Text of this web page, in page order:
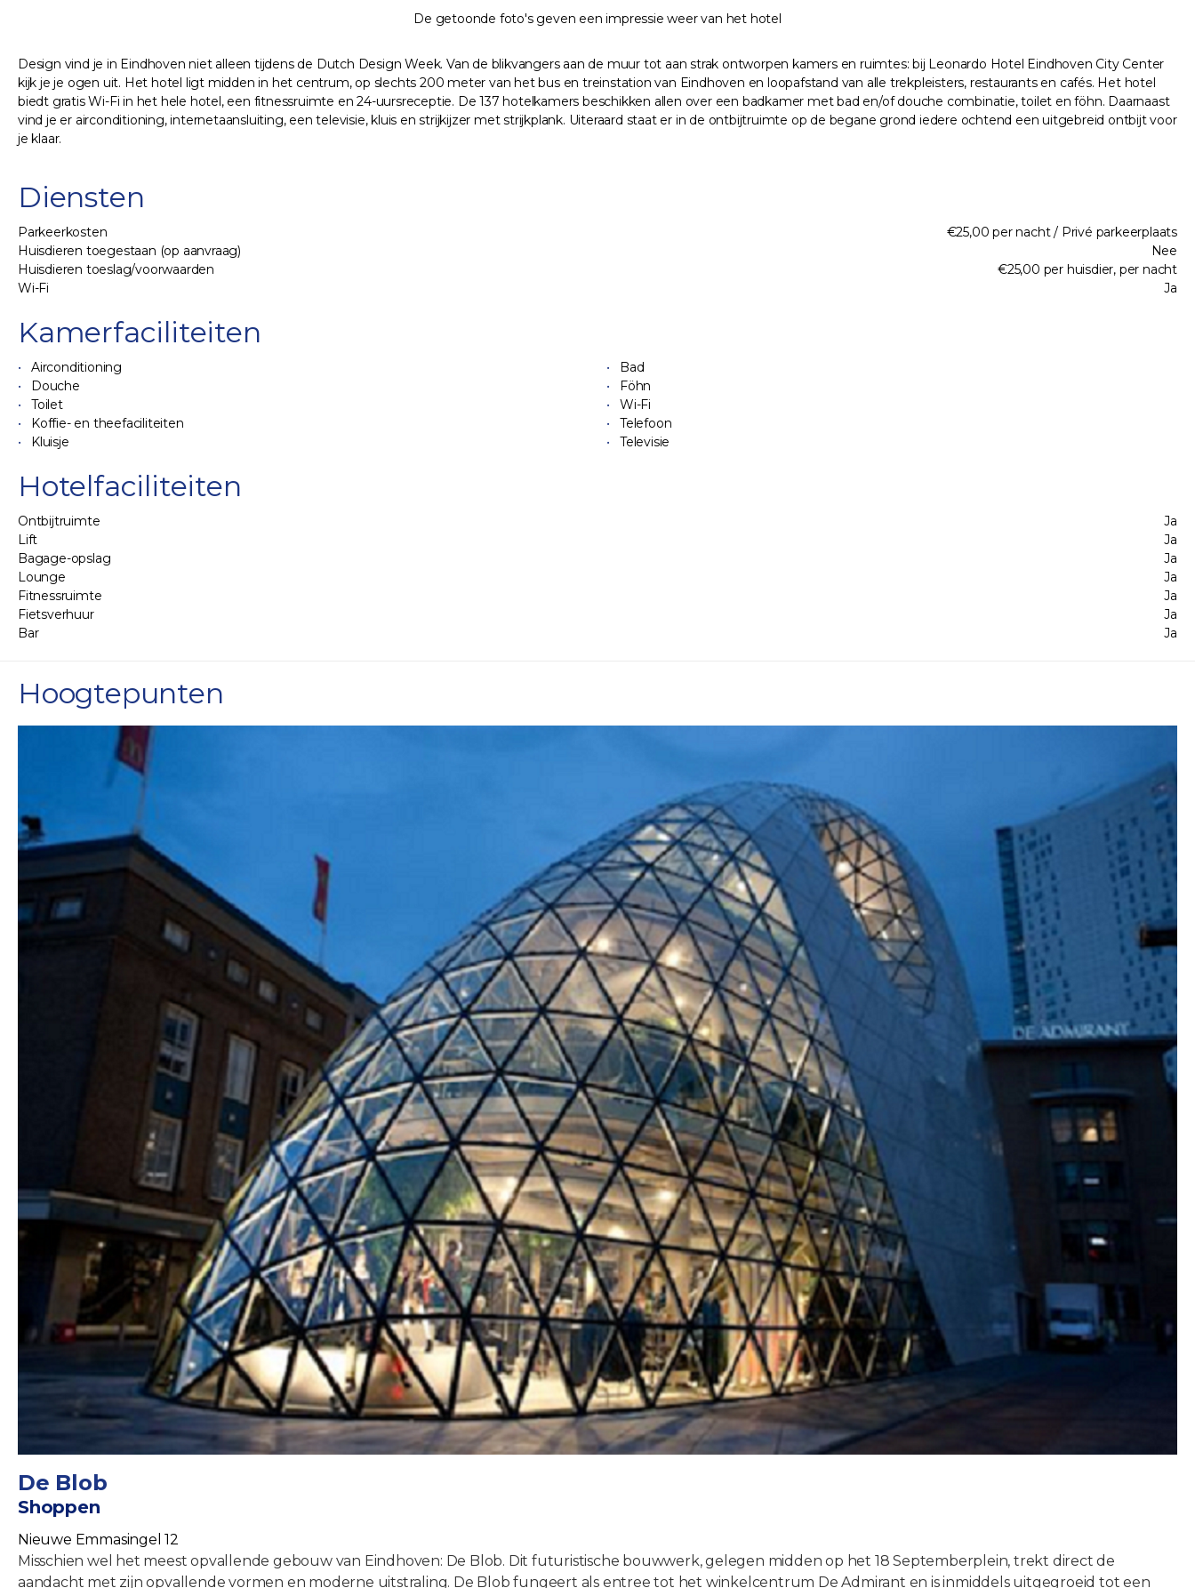
De getoonde foto's geven een impressie weer van het hotel
Design vind je in Eindhoven niet alleen tijdens de Dutch Design Week. Van de blikvangers aan de muur tot aan strak ontworpen kamers en ruimtes: bij Leonardo Hotel Eindhoven City Center
kijk je je ogen uit. Het hotel ligt midden in het centrum, op slechts 200 meter van het bus en treinstation van Eindhoven en loopafstand van alle trekpleisters, restaurants en cafés. Het hotel
biedt gratis Wi-Fi in het hele hotel, een fitnessruimte en 24-uursreceptie. De 137 hotelkamers beschikken allen over een badkamer met bad en/of douche combinatie, toilet en föhn. Daarnaast
vind je er airconditioning, internetaansluiting, een televisie, kluis en strijkijzer met strijkplank. Uiteraard staat er in de ontbijtruimte op de begane grond iedere ochtend een uitgebreid ontbijt voor
je klaar.
Diensten
Parkeerkosten
€25,00 per nacht / Privé parkeerplaats
Huisdieren toegestaan (op aanvraag)
Nee
Huisdieren toeslag/voorwaarden
€25,00 per huisdier, per nacht
Wi-Fi
Ja
Kamerfaciliteiten
Airconditioning
Bad
Douche
Föhn
Toilet
Wi-Fi
Koffie- en theefaciliteiten
Telefoon
Kluisje
Televisie
Hotelfaciliteiten
Ontbijtruimte
Ja
Lift
Ja
Bagage-opslag
Ja
Lounge
Ja
Fitnessruimte
Ja
Fietsverhuur
Ja
Bar
Ja
Hoogtepunten
De Blob
Shoppen
Nieuwe Emmasingel 12
Misschien wel het meest opvallende gebouw van Eindhoven: De Blob. Dit futuristische bouwwerk, gelegen midden op het 18 Septemberplein, trekt direct de
aandacht met zijn opvallende vormen en moderne uitstraling. De Blob fungeert als entree tot het winkelcentrum De Admirant en is inmiddels uitgegroeid tot een